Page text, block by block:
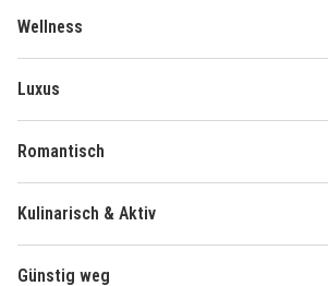
Wellness
Luxus
Romantisch
Kulinarisch & Aktiv
Günstig weg